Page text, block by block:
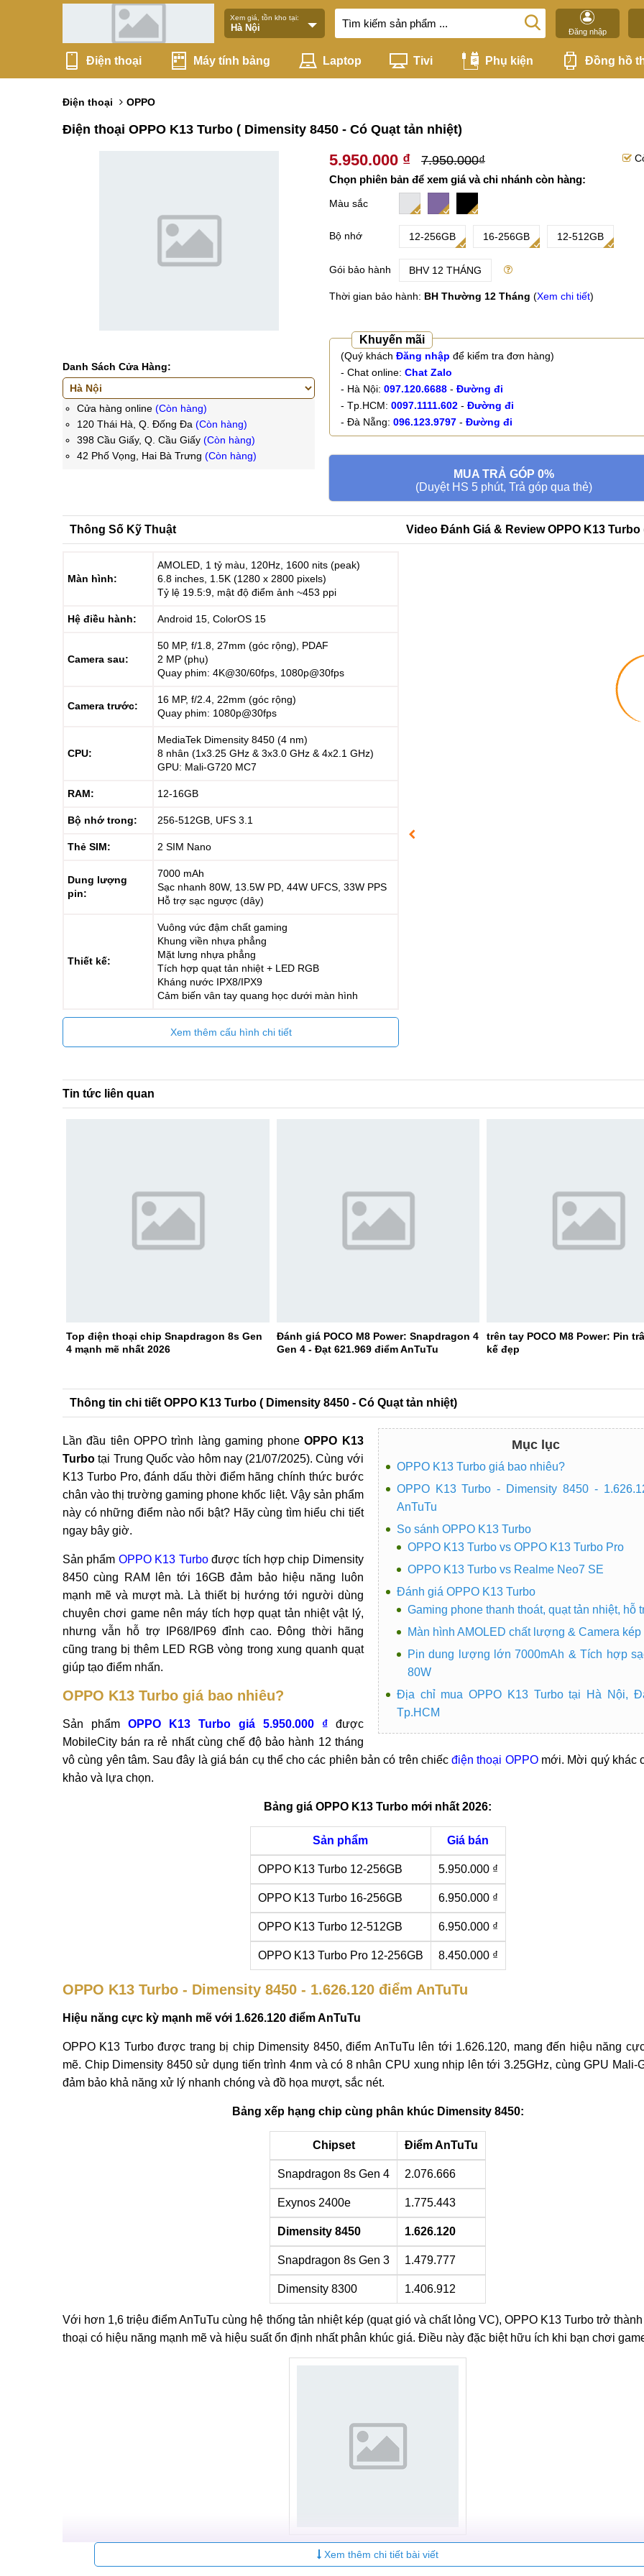
Xem giá, tồn kho tại:
Đăng nhập
Điện thoại Máy tính bảng Laptop Tivi Phụ kiện Đồng hồ
Điện thoại OPPO
Điện thoại OPPO K13 Turbo ( Dimensity 8450 - Có Quạt tản nhiệt)
Danh Sách Cửa Hàng:
Cửa hàng online (Còn hàng)
120 Thái Hà, Q. Đống Đa (Còn hàng)
398 Cầu Giấy, Q. Cầu Giấy (Còn hàng)
42 Phố Vọng, Hai Bà Trưng (Còn hàng)
5.950.000 ₫ 7.950.000₫
Chọn phiên bản để xem giá và chi nhánh còn hàng:
Màu sắc
Bộ nhớ 12-256GB 16-256GB 12-512GB
Gói bảo hành BHV 12 THÁNG
Thời gian bảo hành: BH Thường 12 Tháng (Xem chi tiết)
Khuyến mãi
(Quý khách Đăng nhập để kiểm tra đơn hàng)
- Chat online: Chat Zalo
- Hà Nội: 097.120.6688 - Đường đi
- Tp.HCM: 0097.1111.602 - Đường đi
- Đà Nẵng: 096.123.9797 - Đường đi
MUA TRẢ GÓP 0%
(Duyệt HS 5 phút, Trả góp qua thẻ)
Thông Số Kỹ Thuật
Màn hình:
AMOLED, 1 tỷ màu, 120Hz, 1600 nits (peak)
6.8 inches, 1.5K (1280 x 2800 pixels)
Tỷ lệ 19.5:9, mật độ điểm ảnh ~453 ppi
Hệ điều hành: Android 15, ColorOS 15
Camera sau:
50 MP, f/1.8, 27mm (góc rộng), PDAF
2 MP (phụ)
Quay phim: 4K@30/60fps, 1080p@30fps
Camera trước:
16 MP, f/2.4, 22mm (góc rộng)
Quay phim: 1080p@30fps
CPU:
MediaTek Dimensity 8450 (4 nm)
8 nhân (1x3.25 GHz & 3x3.0 GHz & 4x2.1 GHz)
GPU: Mali-G720 MC7
RAM: 12-16GB
Bộ nhớ trong: 256-512GB, UFS 3.1
Thẻ SIM: 2 SIM Nano
Dung lượng
pin:
7000 mAh
Sạc nhanh 80W, 13.5W PD, 44W UFCS, 33W PPS
Hỗ trợ sạc ngược (dây)
Thiết kế:
Vuông vức đậm chất gaming
Khung viền nhựa phẳng
Mặt lưng nhựa phẳng
Tích hợp quạt tản nhiệt + LED RGB
Kháng nước IPX8/IPX9
Cảm biến vân tay quang học dưới màn hình
Xem thêm cấu hình chi tiết
Video Đánh Giá & Review OPPO K13
Tin tức liên quan
Top điện thoại chip Snapdragon 8s Gen
4 mạnh mẽ nhất 2026
Đánh giá POCO M8 Power: Snapdragon 4
Gen 4 - Đạt 621.969 điểm AnTuTu
trên tay POCO M8 Power: Pin
kế đẹp
Thông tin chi tiết OPPO K13 Turbo ( Dimensity 8450 - Có Quạt tản nhiệt)
Mục lục
OPPO K13 Turbo giá bao nhiêu?
OPPO K13 Turbo - Dimensity 8450 -
AnTuTu
So sánh OPPO K13 Turbo
OPPO K13 Turbo vs OPPO K13 Turbo Pro
OPPO K13 Turbo vs Realme Neo7 SE
Đánh giá OPPO K13 Turbo
Gaming phone thanh thoát, quạt tản nhiệt, hỗ
Màn hình AMOLED chất lượng & Camera kép
Pin dung lượng lớn 7000mAh & Tích hợp
80W
Địa chỉ mua OPPO K13 Turbo tại Hà Nội,
Tp.HCM
Lần đầu tiên OPPO trình làng gaming phoneOPPO K13
Turbo tại Trung Quốc vào hôm nay (21/07/2025). Cùng với
K13 Turbo Pro, đánh dấu thời điểm hãng chính thức bước
chân vào thị trường gaming phone khốc liệt. Vậy sản phẩm
này có những điểm nào nổi bật? Hãy cùng tìm hiểu chi tiết
ngay bây giờ.
Sản phẩm OPPO K13 Turbođược tích hợp chip Dimensity
8450 cùng RAM lên tới 16GB đảm bảo hiệu năng luôn
mạnh mẽ và mượt mà. Là thiết bị hướng tới người dùng
chuyên chơi game nên máy tích hợp quạt tản nhiệt vật lý,
nhưng vẫn hỗ trợ IP68/IP69 đỉnh cao. Đông thời hãng
cũng trang bị thêm LED RGB vòng trong xung quanh quạt
giúp tạo điểm nhấn.
OPPO K13 Turbo giá bao nhiêu?
Sản phẩmOPPO K13 Turbo giá 5.950.000 ₫được
MobileCity bán ra rẻ nhất cùng chế độ bảo hành 12 tháng
vô cùng yên tâm. Sau đây là giá bán cụ thể cho các phiên bản có trên chiếcđiện thoại OPPOmới. Mời quý khác
khảo và lựa chọn.
Bảng giá OPPO K13 Turbo mới nhất 2026:
Sản phẩm Giá bán
OPPO K13 Turbo 12-256GB 5.950.000 ₫
OPPO K13 Turbo 16-256GB 6.950.000 ₫
OPPO K13 Turbo 12-512GB 6.950.000 ₫
OPPO K13 Turbo Pro 12-256GB 8.450.000 ₫
OPPO K13 Turbo - Dimensity 8450 - 1.626.120 điểm AnTuTu
Hiệu năng cực kỳ mạnh mẽ với 1.626.120 điểm AnTuTu
OPPO K13 Turbo được trang bị chip Dimensity 8450, điểm AnTuTu lên tới 1.626.120, mang đến hiệu năng
mẽ. Chip Dimensity 8450 sử dụng tiến trình 4nm và có 8 nhân CPU xung nhịp lên tới 3.25GHz, cùng GPU Mali-
đảm bảo khả năng xử lý nhanh chóng và đồ họa mượt, sắc nét.
Bảng xếp hạng chip cùng phân khúc Dimensity 8450:
Chipset Điểm AnTuTu
Snapdragon 8s Gen 4 2.076.666
Exynos 2400e 1.775.443
Dimensity 8450 1.626.120
Snapdragon 8s Gen 3 1.479.777
Dimensity 8300 1.406.912
Với hơn 1,6 triệu điểm AnTuTu cùng hệ thống tản nhiệt kép (quạt gió và chất lỏng VC), OPPO K13 Turbo trở
thoại có hiệu năng mạnh mẽ và hiệu suất ổn định nhất phân khúc giá. Điều này đặc biệt hữu ích khi bạn chơi
Hiệu năng cực kỳ mạnh mẽ với 1.626.120 điểm AnTuTu
Xem thêm chi tiết bài viết